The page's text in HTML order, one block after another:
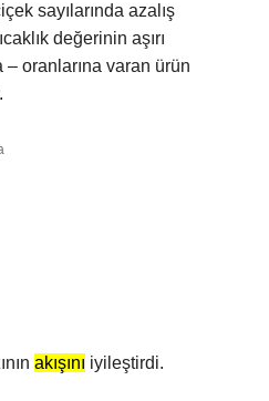
sayılarında azalış
değerinin aşırı
oranlarına varan ürün
akışını iyileştirdi.